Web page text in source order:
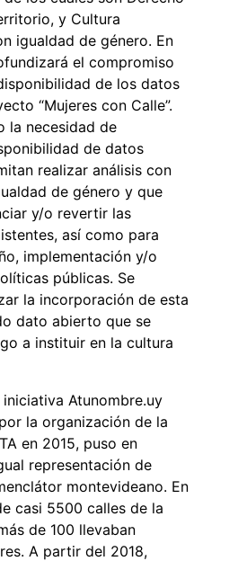
y Cultura
igualdad de género. En
el compromiso
de los datos
“Mujeres con Calle”.
la necesidad de
de datos
realizar análisis con
de género y que
y/o revertir las
así como para
implementación y/o
públicas. Se
la incorporación de esta
dato abierto que se
a instituir en la cultura
Atunombre.uy
la organización de la
en 2015, puso en
representación de
montevideano. En
casi 5500 calles de la
de 100 llevaban
A partir del 2018,